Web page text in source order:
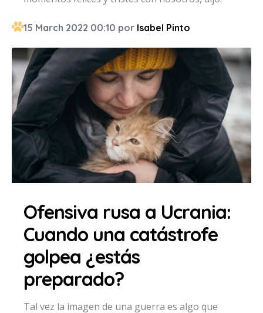
15 March 2022 00:10 por Isabel Pinto
Ofensiva rusa a Ucrania:
Cuando una catástrofe
golpea ¿estás
preparado?
Tal vez la imagen de una guerra es algo que